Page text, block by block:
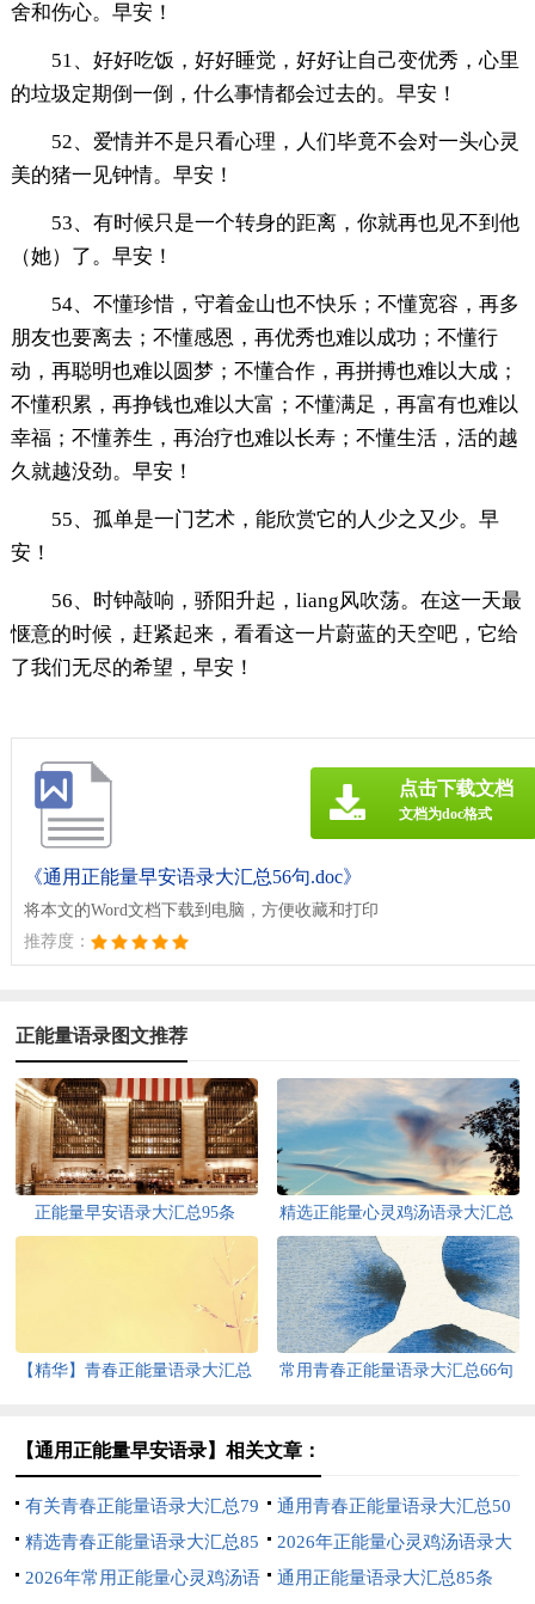
舍和伤心。早安！
51、好好吃饭，好好睡觉，好好让自己变优秀，心里
的垃圾定期倒一倒，什么事情都会过去的。早安！
52、爱情并不是只看心理，人们毕竟不会对一头心灵
美的猪一见钟情。早安！
53、有时候只是一个转身的距离，你就再也见不到他
（她）了。早安！
54、不懂珍惜，守着金山也不快乐；不懂宽容，再多
朋友也要离去；不懂感恩，再优秀也难以成功；不懂行
动，再聪明也难以圆梦；不懂合作，再拼搏也难以大成；
不懂积累，再挣钱也难以大富；不懂满足，再富有也难以
幸福；不懂养生，再治疗也难以长寿；不懂生活，活的越
久就越没劲。早安！
55、孤单是一门艺术，能欣赏它的人少之又少。早
安！
56、时钟敲响，骄阳升起，liang风吹荡。在这一天最
惬意的时候，赶紧起来，看看这一片蔚蓝的天空吧，它给
了我们无尽的希望，早安！
《通用正能量早安语录大汇总56句.doc》
将本文的Word文档下载到电脑，方便收藏和打印
推荐度：
点击下载文档
文档为doc格式
正能量语录图文推荐
正能量早安语录大汇总95条
精选正能量心灵鸡汤语录大汇总
84条
【精华】青春正能量语录大汇总
常用青春正能量语录大汇总66句
【通用正能量早安语录】相关文章：
有关青春正能量语录大汇总79
条
通用青春正能量语录大汇总50
条
精选青春正能量语录大汇总85
条
2026年正能量心灵鸡汤语录大
汇总77条
2026年常用正能量心灵鸡汤语
通用正能量语录大汇总85条